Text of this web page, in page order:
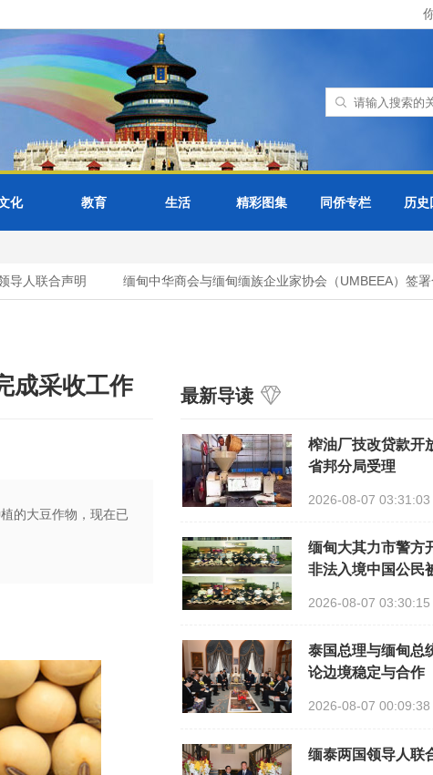
化 教育 生活 精彩图集 同侨专栏 历史
人联合声明 缅甸中华商会与缅甸缅族企业家协会（UMBEEA）签署
成采收工作
的大豆作物，现在已
最新导读
榨油厂技改贷款开
省邦分局受理
2026-08-07 03:31:03
缅甸大其力市警方
非法入境中国公民
2026-08-07 03:30:15
泰国总理与缅甸总
论边境稳定与合作
2026-08-07 00:09:38
缅泰两国领导人联